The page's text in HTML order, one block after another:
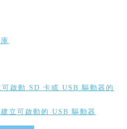
啟動 SD 卡或 USB 驅動器的
立可啟動的 USB 驅動器